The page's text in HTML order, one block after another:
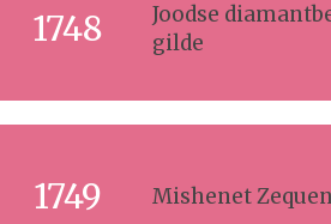
1748
Joodse
gilde
1749 Mishenet